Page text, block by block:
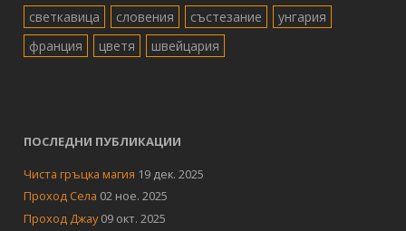
светкавица
словения състезание
унгария
франция
цветя швейцария
ПОСЛЕДНИ ПУБЛИКАЦИИ
Чиста гръцка магия 19 дек. 2025
Проход Села 02 ное. 2025
Проход Джау 09 окт. 2025